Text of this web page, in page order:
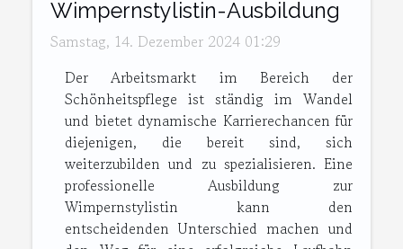
Wimpernstylistin-Ausbildung
Samstag, 14. Dezember 2024 01:29
Der Arbeitsmarkt im Bereich der
Schönheitspflege ist ständig im Wandel
und bietet dynamische Karrierechancen für
diejenigen, die bereit sind, sich
weiterzubilden und zu spezialisieren. Eine
professionelle Ausbildung zur
Wimpernstylistin kann den
entscheidenden Unterschied machen und